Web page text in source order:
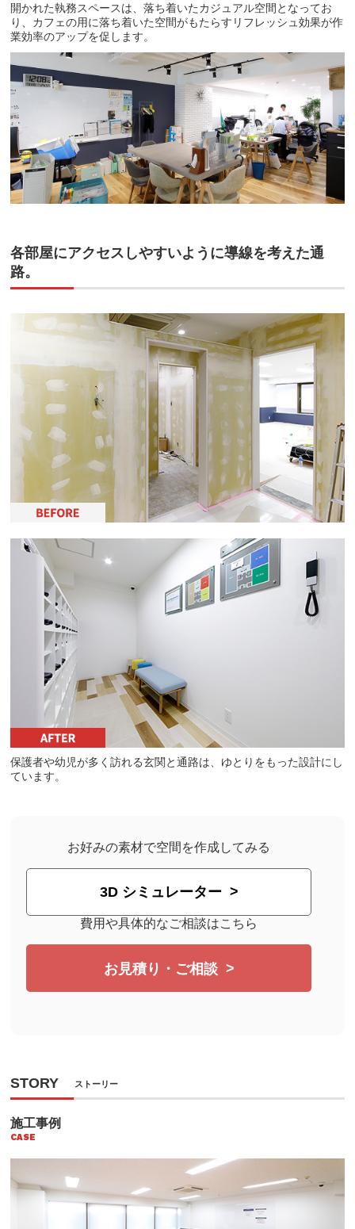
開かれた執務スペースは、落ち着いたカジュアル空間となってお
り、カフェの用に落ち着いた空間がもたらすリフレッシュ効果が作
業効率のアップを促します。
各部屋にアクセスしやすいように導線を考えた通
路。
保護者や幼児が多く訪れる玄関と通路は、ゆとりをもった設計にし
ています。
お好みの素材で空間を作成してみる
3D シミュレーター
費用や具体的なご相談はこちら
お見積り・ご相談
STORY ストーリー
施工事例
CASE